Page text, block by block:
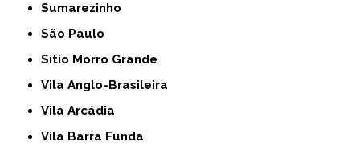
Sumarezinho
São Paulo
Sítio Morro Grande
Vila Anglo-Brasileira
Vila Arcádia
Vila Barra Funda